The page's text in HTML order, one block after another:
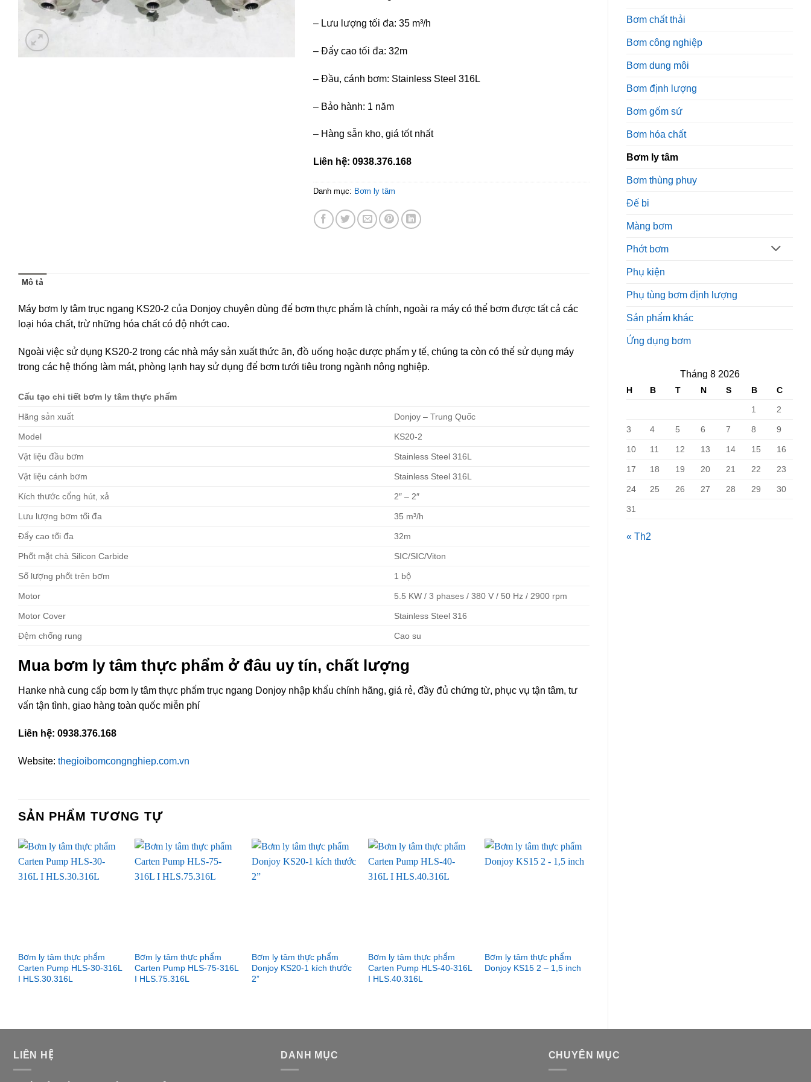
Bơm chất thải
Bơm công nghiệp
Bơm dung môi
Bơm định lượng
Bơm gốm sứ
Bơm hóa chất
Bơm ly tâm
Bơm thùng phuy
Đế bi
Màng bơm
Phớt bơm
Phụ kiện
Phụ tùng bơm định lượng
Sản phẩm khác
Ứng dụng bơm
Tháng 8 2026
H B T N S B
C
1
2
3 4 5 6 7 8 9
10 11 12 13 14 15 16
17 18 19 20 21 22 23
24 25 26 27 28 29 30
31
« Th2
– Lưu lượng tối đa: 35 m³/h
– Đẩy cao tối đa: 32m
– Đầu, cánh bơm: Stainless Steel 316L
– Bảo hành: 1 năm
– Hàng sẵn kho, giá tốt nhất
Liên hệ: 0938.376.168
Danh mục: Bơm ly tâm
Mô tả
Máy bơm ly tâm trục ngang KS20-2 của Donjoy chuyên dùng để bơm thực phẩm là chính, ngoài ra máy có thể bơm được tất cả các
loại hóa chất, trừ những hóa chất có độ nhớt cao.
Ngoài việc sử dụng KS20-2 trong các nhà máy sản xuất thức ăn, đồ uống hoặc dược phẩm y tế, chúng ta còn có thể sử dụng máy
trong các hệ thống làm mát, phòng lạnh hay sử dụng để bơm tưới tiêu trong ngành nông nghiệp.
Cấu tạo chi tiết bơm ly tâm thực phẩm
Hãng sản xuất Donjoy – Trung Quốc
Model KS20-2
Vật liệu đầu bơm Stainless Steel 316L
Vật liệu cánh bơm Stainless Steel 316L
Kích thước cổng hút, xả 2″ – 2″
Lưu lượng bơm tối đa 35 m³/h
Đẩy cao tối đa 32m
Phốt mặt chà Silicon Carbide SIC/SIC/Viton
Số lượng phốt trên bơm 1 bộ
Motor 5.5 KW / 3 phases / 380 V / 50 Hz / 2900 rpm
Motor Cover Stainless Steel 316
Đệm chống rung Cao su
Mua bơm ly tâm thực phẩm ở đâu uy tín, chất lượng
Hanke nhà cung cấp bơm ly tâm thực phẩm trục ngang Donjoy nhập khẩu chính hãng, giá rẻ, đầy đủ chứng từ, phục vụ tận tâm, tư
vấn tận tình, giao hàng toàn quốc miễn phí
Liên hệ: 0938.376.168
Website: thegioibomcongnghiep.com.vn
SẢN PHẨM TƯƠNG TỰ
Bơm ly tâm thực phẩm
Carten Pump HLS-30-316L
I HLS.30.316L
Bơm ly tâm thực phẩm
Carten Pump HLS-75-316L
I HLS.75.316L
Bơm ly tâm thực phẩm
Donjoy KS20-1 kích thước
2”
Bơm ly tâm thực phẩm
Carten Pump HLS-40-316L
I HLS.40.316L
Bơm ly tâm thực phẩm
Donjoy KS15 2 – 1,5 inch
LIÊN HỆ DANH MỤC CHUYÊN MỤC